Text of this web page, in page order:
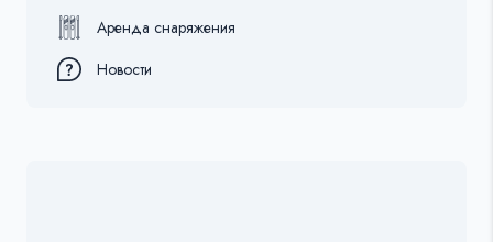
Аренда снаряжения
Новости